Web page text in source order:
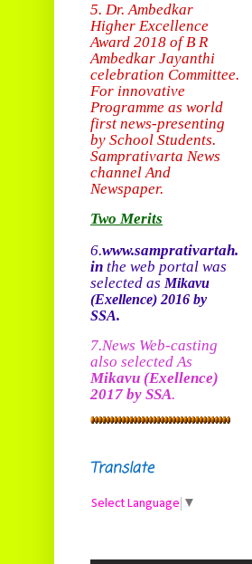
5. Dr. Ambedkar
Higher Excellence
Award 2018 of B R
Ambedkar Jayanthi
celebration Committee.
For innovative
Programme as world
first news-presenting
by School Students.
Samprativarta News
channel And
Newspaper.
Two Merits
6.www.samprativartah.
in the web portal was
selected asMikavu
(Exellence)2016 by
SSA.
7.News Web-casting
also selected As
Mikavu (Exellence)
2017 by SSA.
Translate
Select Language ▼